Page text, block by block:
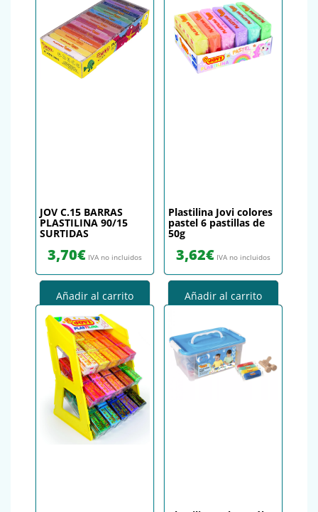
JOV C.15 BARRAS
PLASTILINA 90/15
SURTIDAS
3,70€ IVA no incluidos
Añadir al carrito
Plastilina Jovi colores
pastel 6 pastillas de
50g
3,62€ IVA no incluidos
Añadir al carrito